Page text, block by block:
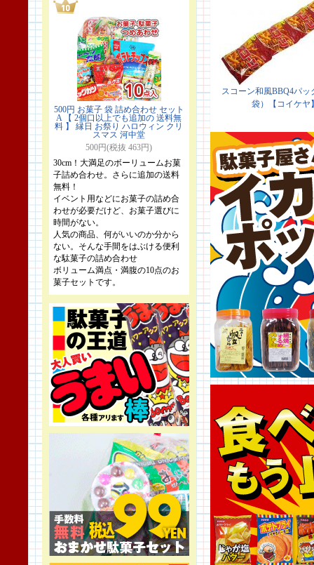
500円 お菓子 袋 詰め合わせ セット
A 【 2個口以上でも追加の 送料無
料 】 縁日 お祭り ハロウィン クリ
スマス 河中堂
500円(税抜 463円)
30cm！大満足のボーリュームお菓
子詰め合わせ。さらに追加の送料
無料！
イベント用などにお菓子の詰め合
わせが必要だけど、お菓子選びに
時間がない。
人気の商品、何がいいのか分から
ない。そんな手間をはぶける便利
な駄菓子の詰め合わせ
ボリューム満点・満腹の10点のお
菓子セットです。